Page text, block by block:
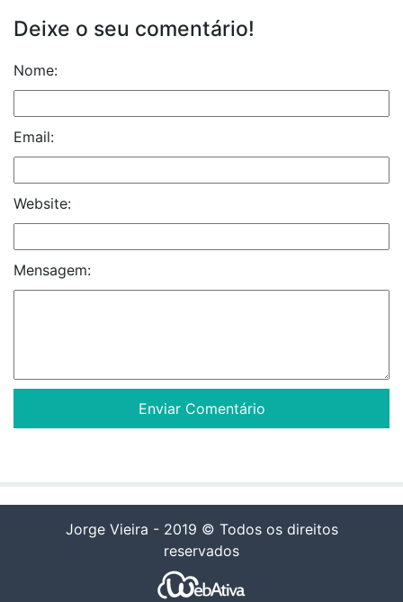
Deixe o seu comentário!
Nome:
Email:
Website:
Mensagem:
Jorge Vieira - 2019 © Todos os direitos
reservados